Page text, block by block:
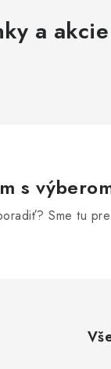
a
s
Sme tu